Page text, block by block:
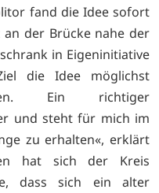
fand die Idee sofort
der Brücke nahe der
in Eigeninitiative
die Idee möglichst
Ein richtiger
und steht für mich im
zu erhalten«, erklärt
hat sich der Kreis
dass sich ein alter